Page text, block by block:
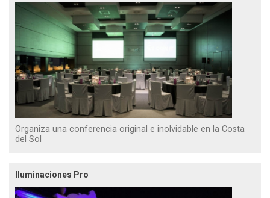
Organiza una conferencia original e inolvidable en la Costa
del Sol
Iluminaciones Pro